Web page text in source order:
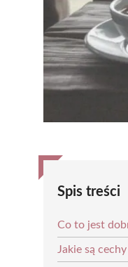
Spis treści
Co to jest
Jakie są